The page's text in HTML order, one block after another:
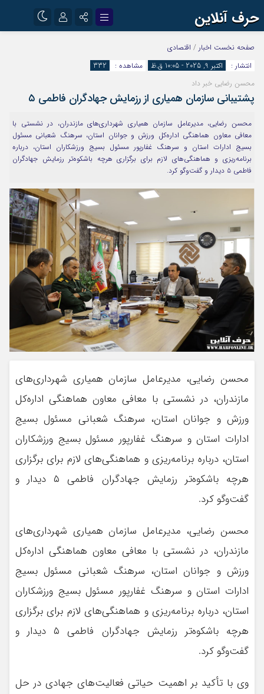
حرف آنلاین
اینستاگرام
آپارات
رمز عبور
مرا به خاطر بسپار
صفحه نخست اخبار / اقتصادی
انتشار :
اکتبر 9, 2025 - 10:05 ق.ظ مشاهده :
332
محسن رضایی خبر داد
پشتیبانی سازمان همیاری از رزمایش جهادگران فاطمی ۵
محسن رضایی، مدیرعامل سازمان همیاری شهرداری‌های مازندران، در نشستی با
معافی معاون هماهنگی اداره‌کل ورزش و جوانان استان، سرهنگ شعبانی مسئول
بسیج ادارات استان و سرهنگ غفارپور مسئول بسیج ورزشکاران استان، درباره
برنامه‌ریزی و هماهنگی‌های لازم برای برگزاری هرچه باشکوه‌تر رزمایش جهادگران
فاطمی ۵ دیدار و گفت‌وگو کرد.
محسن رضایی، مدیرعامل سازمان همیاری شهرداری‌های
مازندران، در نشستی با معافی معاون هماهنگی اداره‌کل
ورزش و جوانان استان، سرهنگ شعبانی مسئول بسیج
ادارات استان و سرهنگ غفارپور مسئول بسیج ورزشکاران
استان، درباره برنامه‌ریزی و هماهنگی‌های لازم برای برگزاری
هرچه باشکوه‌تر رزمایش جهادگران فاطمی ۵ دیدار و
گفت‌وگو کرد.
محسن رضایی، مدیرعامل سازمان همیاری شهرداری‌های
مازندران، در نشستی با معافی معاون هماهنگی اداره‌کل
ورزش و جوانان استان، سرهنگ شعبانی مسئول بسیج
ادارات استان و سرهنگ غفارپور مسئول بسیج ورزشکاران
استان، درباره برنامه‌ریزی و هماهنگی‌های لازم برای برگزاری
هرچه باشکوه‌تر رزمایش جهادگران فاطمی ۵ دیدار و
گفت‌وگو کرد.
وی با تأکید بر اهمیت حیاتی فعالیت‌های جهادی در حل